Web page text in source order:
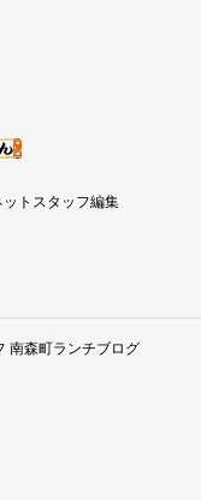
トスタッフ編集
南森町ランチブログ